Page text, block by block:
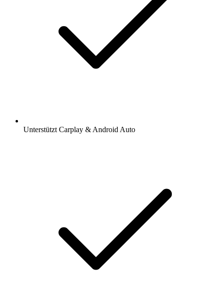
Unterstützt Carplay & Android Auto